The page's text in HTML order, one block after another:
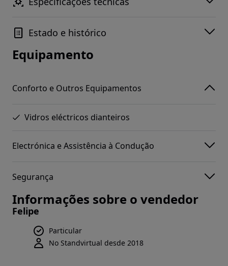
Estado e histórico
Equipamento
Conforto e Outros Equipamentos
Vidros eléctricos dianteiros
Electrónica e Assistência à Condução
Segurança
Informações sobre o vendedor
Felipe
Particular
No Standvirtual desde 2018